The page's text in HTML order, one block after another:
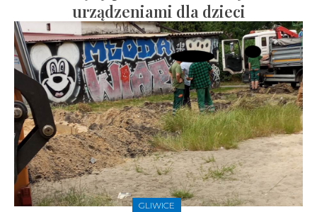
urządzeniami dla dzieci
GLIWICE